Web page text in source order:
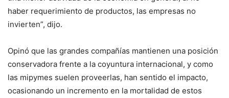
haber requerimiento de productos, las empresas no
invierten”, dijo.
Opinó que las grandes compañías mantienen una posición
conservadora frente a la coyuntura internacional, y como
las mipymes suelen proveerlas, han sentido el impacto,
ocasionando un incremento en la mortalidad de estos